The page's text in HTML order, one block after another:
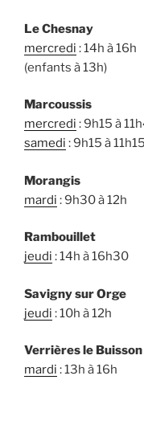
Le Chesnay
mercredi : 14h à 16h
(enfants à 13h)
Marcoussis
mercredi : 9h15 à
samedi : 9h15 à
Morangis
mardi : 9h30 à 12h
Rambouillet
jeudi : 14h à 16h30
Savigny sur Orge
jeudi : 10h à 12h
Verrières le Buisson
mardi : 13h à 16h